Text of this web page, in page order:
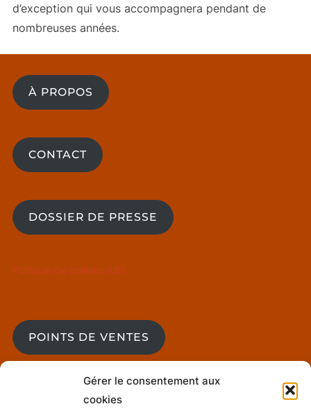
Gérer le consentement aux
cookies
d’exception qui vous accompagnera pendant de
nombreuses années.
À PROPOS
CONTACT
DOSSIER DE PRESSE
Politique de cookies (UE)
POINTS DE VENTES